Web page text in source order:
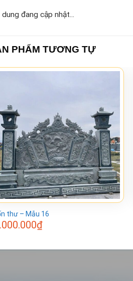
đang cập nhật...
PHẨM TƯƠNG TỰ
thư – Mẫu 16
₫